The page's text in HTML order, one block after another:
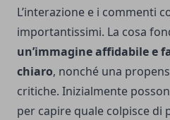
L’interazione e i commenti
importantissimi. La cosa
un’immagine affidabile e
chiaro, nonché una
critiche. Inizialmente
per capire quale colpisce di